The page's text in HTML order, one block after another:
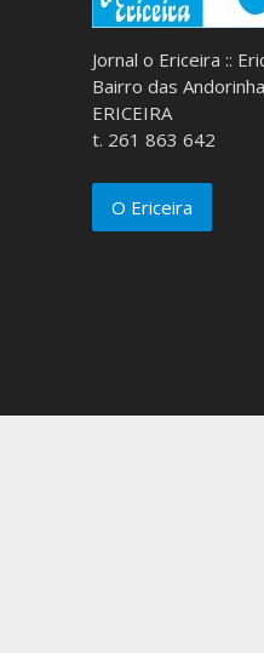
Jornal o Ericeira ::
Bairro das
ERICEIRA
t. 261 863 642
O Ericeira